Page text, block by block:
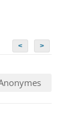
< >